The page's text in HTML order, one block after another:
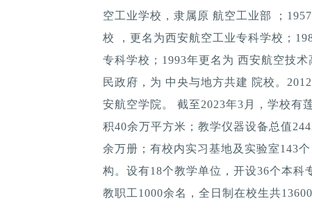
空工业学校，隶属原 航空工业部 ；
校 ，更名为西安航空工业专科学校；
专科学校；1993年更名为 西安航空技
民政府，为 中央与地方共建 院校。
安航空学院。 截至2023年3月，学校有
积40余万平方米；教学仪器设备总值
余万册；有校内实习基地及实验室143
构。设有18个教学单位，开设36个本科
教职工1000余名，全日制在校生共13600